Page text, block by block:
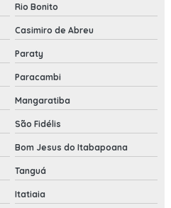
Rio Bonito
Casimiro de Abreu
Paraty
Paracambi
Mangaratiba
São Fidélis
Bom Jesus do Itabapoana
Tanguá
Itatiaia